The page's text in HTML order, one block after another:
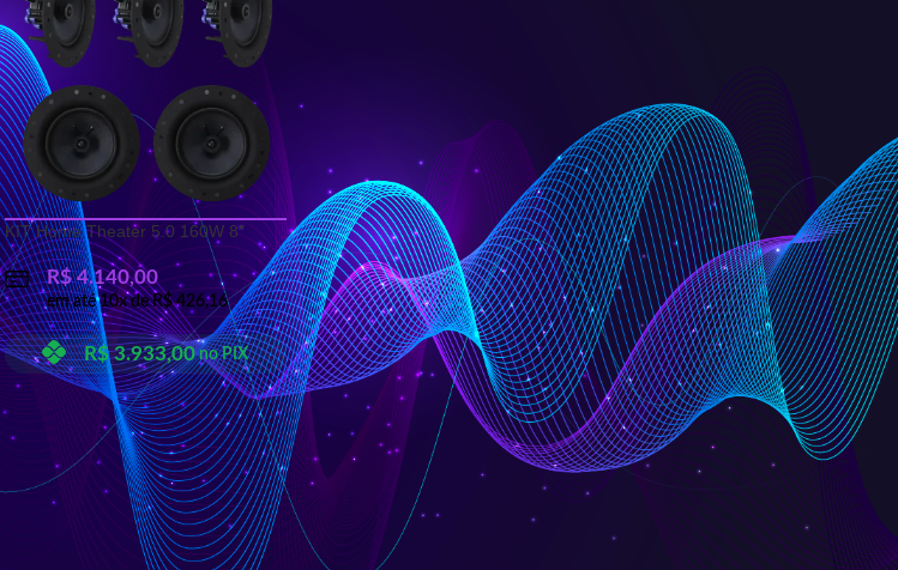
KIT Home Theater 5.0 160W 8″
R$4.140,00
em até10x deR$426,16
R$3.933,00 no PIX